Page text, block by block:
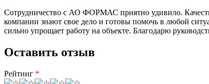
Сотрудничество с АО ФОРМАС приятно удивило.
компании знают свое дело и готовы помочь в любой
сильно упрощает работу на объекте. Благодарю
Оставить отзыв
Рейтинг *